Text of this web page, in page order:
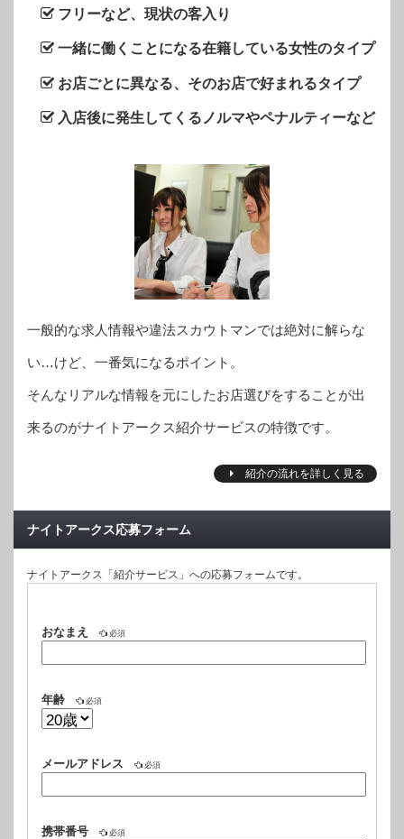
フリーなど、現状の客入り
一緒に働くことになる在籍している女性のタイプ
お店ごとに異なる、そのお店で好まれるタイプ
入店後に発生してくるノルマやペナルティーなど
一般的な求人情報や違法スカウトマンでは絶対に解らな
い…けど、一番気になるポイント。
そんなリアルな情報を元にしたお店選びをすることが出
来るのがナイトアークス紹介サービスの特徴です。
紹介の流れを詳しく見る
ナイトアークス応募フォーム
ナイトアークス「紹介サービス」への応募フォームです。
おなまえ 必須
年齢 必須
メールアドレス 必須
携帯番号 必須